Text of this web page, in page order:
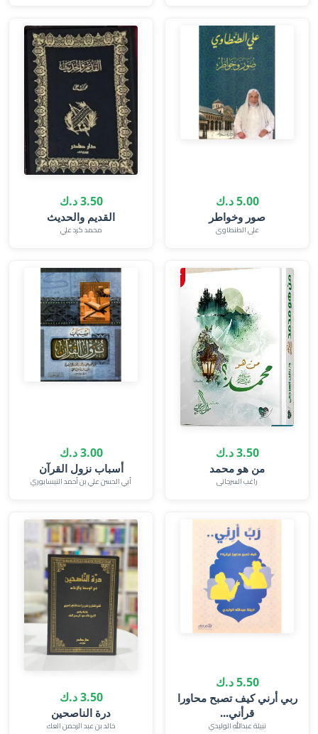
5.00 د.ك
صور وخواطر
على الطنطاوى
3.50 د.ك
القديم والحديث
محمد كرد علي
3.50 د.ك
من هو محمد
راغب السرجانى
3.00 د.ك
‎أسباب نزول القرآن‎
5.50 د.ك
ربي أرني كيف تصبح محاورا
قرأني...
نبيلة عبدالله الوليدي
3.50 د.ك
درة الناصحين
خالد بن عبد الرحمن العك